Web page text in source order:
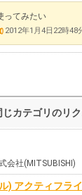
ってみたい
2012年1月4日22時48
カテゴリのリ
会社(MITSUBISHI)
) アクティフライ